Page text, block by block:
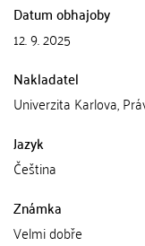
Datum obhajoby
12. 9. 2025
Nakladatel
Univerzita Karlova,
Jazyk
Čeština
Známka
Velmi dobře